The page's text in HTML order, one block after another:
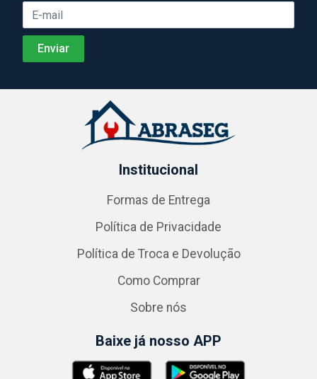
Institucional
Formas de Entrega
Política de Privacidade
Política de Troca e Devolução
Como Comprar
Sobre nós
Baixe já nosso APP